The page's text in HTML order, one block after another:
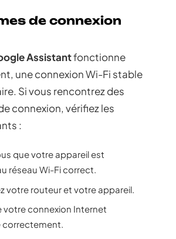
de connexion
Assistantfonctionne
une connexion Wi-Fi stable
Si vous rencontrez des
connexion, vérifiez les
:
que votre appareil est
réseau Wi-Fi correct.
votre routeur et votre appareil.
votre connexion Internet